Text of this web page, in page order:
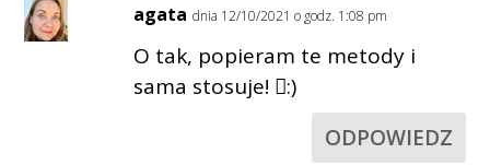
agata dnia 12/10/2021 o godz. 1:08 pm
O tak, popieram te metody i
sama stosuje! :)
ODPOWIEDZ